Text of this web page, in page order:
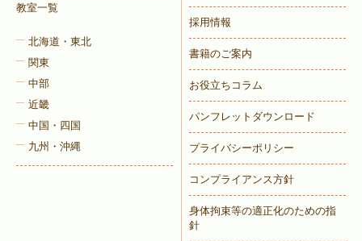
教室一覧
北海道・東北
関東
中部
近畿
中国・四国
九州・沖縄
採用情報
書籍のご案内
お役立ちコラム
パンフレットダウンロード
プライバシーポリシー
コンプライアンス方針
身体拘束等の適正化のための指
針